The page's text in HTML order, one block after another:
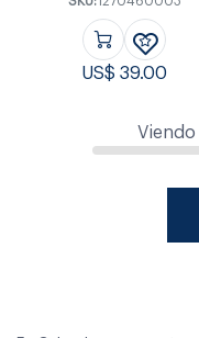
US$39.00
Viendo